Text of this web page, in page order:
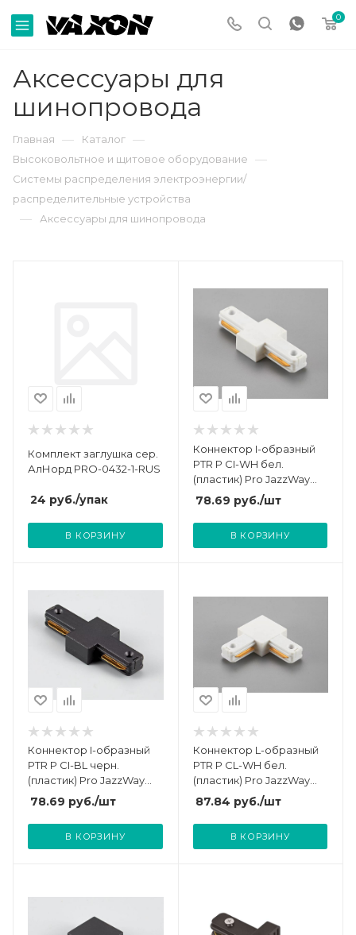
0
Аксессуары для
шинопровода
Главная — Каталог —
Высоковольтное и щитовое оборудование —
Системы распределения электроэнергии/
распределительные устройства
— Аксессуары для шинопровода
Комплект заглушка сер.
АлНорд PRO-0432-1-RUS
24 руб./упак
В КОРЗИНУ
Коннектор I-образный
PTR P CI-WH бел.
(пластик) Pro JazzWay
5052055
78.69 руб./шт
В КОРЗИНУ
Коннектор I-образный
PTR P CI-BL черн.
(пластик) Pro JazzWay
5052079
78.69 руб./шт
В КОРЗИНУ
Коннектор L-образный
PTR P CL-WH бел.
(пластик) Pro JazzWay
5052093
87.84 руб./шт
В КОРЗИНУ